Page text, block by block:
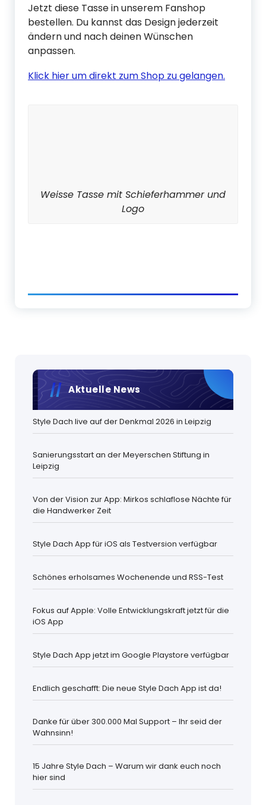
Jetzt diese Tasse in unserem Fanshop
bestellen. Du kannst das Design jederzeit
ändern und nach deinen Wünschen
anpassen.
Klick hier um direkt zum Shop zu gelangen.
Weisse Tasse mit Schieferhammer und
Logo
Aktuelle News
Style Dach live auf der Denkmal 2026 in Leipzig
Sanierungsstart an der Meyerschen Stiftung in
Leipzig
Von der Vision zur App: Mirkos schlaflose Nächte für
die Handwerker Zeit
Style Dach App für iOS als Testversion verfügbar
Schönes erholsames Wochenende und RSS-Test
Fokus auf Apple: Volle Entwicklungskraft jetzt für die
iOS App
Style Dach App jetzt im Google Playstore verfügbar
Endlich geschafft: Die neue Style Dach App ist da!
Danke für über 300.000 Mal Support – Ihr seid der
Wahnsinn!
15 Jahre Style Dach – Warum wir dank euch noch
hier sind